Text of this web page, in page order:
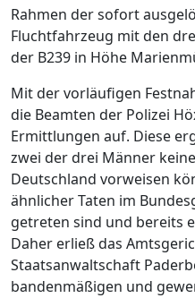
Rahmen der sofort
Fluchtfahrzeug mit den
der B239 in Höhe
Mit der vorläufigen
die Beamten der Polizei
Ermittlungen auf. Diese
zwei der drei Männer
Deutschland vorweisen
ähnlicher Taten im
getreten sind und bereits
Daher erließ das
Staatsanwaltschaft
bandenmäßigen und